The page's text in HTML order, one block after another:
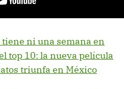
tiene ni una semana en
top 10: la nueva película
triunfa en México